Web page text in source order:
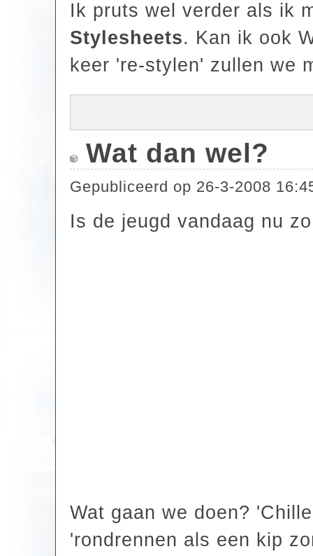
Ik pruts wel verder als ik
Stylesheets. Kan ik ook
keer 're-stylen' zullen we
Wat dan wel?
Gepubliceerd op 26-3-2008
Is de jeugd vandaag nu
Wat gaan we doen?
'rondrennen als een kip